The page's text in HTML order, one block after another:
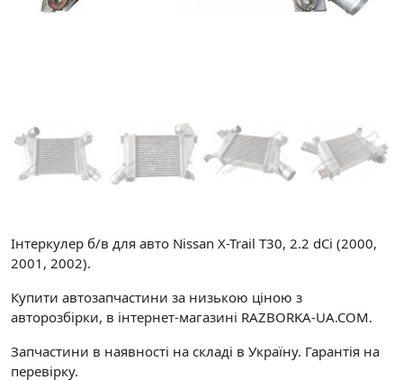
Інтеркулер б/в для авто Nissan X-Trail T30, 2.2 dCi (2000,
2001, 2002).
Купити автозапчастини за низькою ціною з
авторозбірки, в інтернет-магазині RAZBORKA-UA.COM.
Запчастини в наявності на складі в Україну. Гарантія на
перевірку.